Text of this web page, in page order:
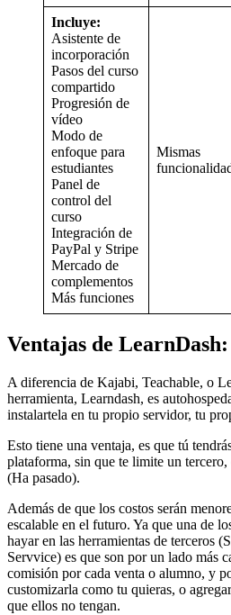
Incluye:
Asistente de
incorporación
Pasos del curso
compartido
Progresión de
vídeo
Modo de
enfoque para
estudiantes
Panel de
control del
curso
Integración de
PayPal y Stripe
Mercado de
complementos
Más funciones
Mismas
Ventajas de LearnDash:
A diferencia de Kajabi, Teachable, o
herramienta, Learndash, es
instalartela en tu propio servidor, tu
Esto tiene una ventaja, es que tú
plataforma, sin que te limite un tercero,
(Ha pasado).
Además de que los costos serán
escalable en el futuro. Ya que una de
hayar en las herramientas de terceros
Servvice) es que son por un lado más
comisión por cada venta o alumno, y
customizarla como tu quieras, o
que ellos no tengan.